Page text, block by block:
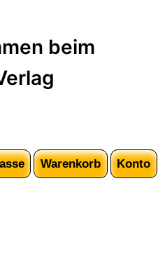
beim
Warenkorb Konto